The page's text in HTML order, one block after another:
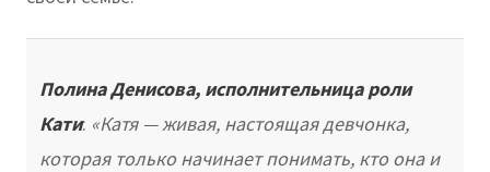
Полина Денисова, исполнительница роли
Кати: «Катя — живая, настоящая девчонка,
которая только начинает понимать, кто она и